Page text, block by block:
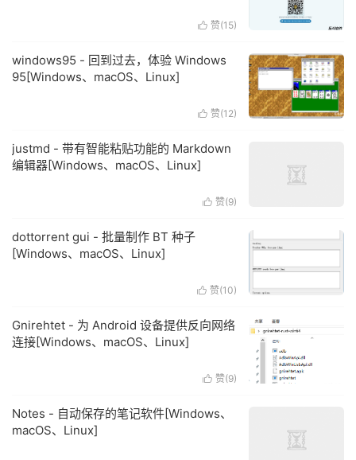
 赞(15)
windows95 - 回到过去，体验 Windows
95[Windows、macOS、Linux]
 赞(12)
justmd - 带有智能粘贴功能的 Markdown
编辑器[Windows、macOS、Linux]
 赞(9)
dottorrent gui - 批量制作 BT 种子
[Windows、macOS、Linux]
 赞(10)
Gnirehtet - 为 Android 设备提供反向网络
连接[Windows、macOS、Linux]
 赞(9)
Notes - 自动保存的笔记软件[Windows、
macOS、Linux]